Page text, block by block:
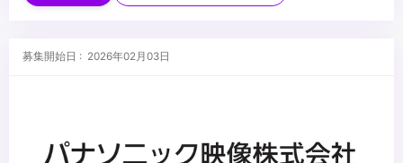
験
験
...
募集開始日 : 2026年02月03日